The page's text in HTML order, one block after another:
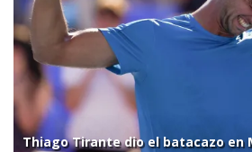
Thiago Tirante dio el batacazo en